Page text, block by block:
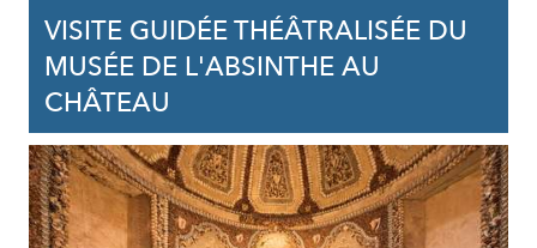
VISITE GUIDÉE THÉÂTRALISÉE DU
MUSÉE DE L'ABSINTHE AU
CHÂTEAU